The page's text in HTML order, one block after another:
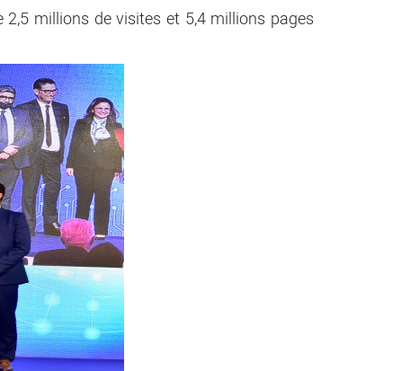
millions de visites et 5,4 millions pages